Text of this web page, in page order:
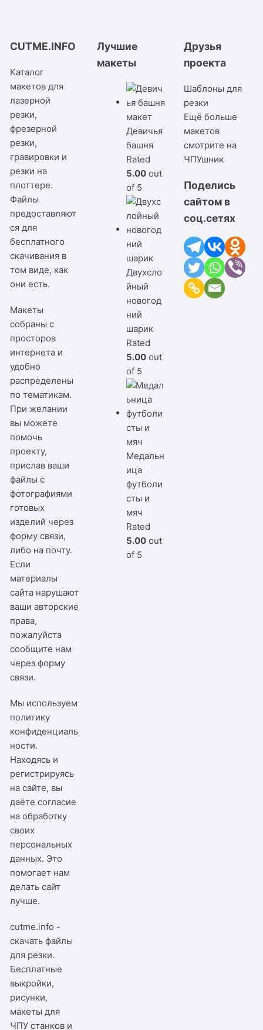
CUTME.INFO
Каталог
макетов для
лазерной
резки,
фрезерной
резки,
гравировки и
резки на
плоттере.
Файлы
предоставляют
ся для
бесплатного
скачивания в
том виде, как
они есть.
Макеты
собраны с
просторов
интернета и
удобно
распределены
по тематикам.
При желании
вы можете
помочь
проекту,
прислав ваши
файлы с
фотографиями
готовых
изделий через
форму связи,
либо на почту.
Если
материалы
сайта нарушают
ваши авторские
права,
пожалуйста
сообщите нам
черезформу
связи.
Мы используем
политику
конфиденциаль
ности.
Находясь и
регистрируясь
на сайте, вы
даёте согласие
на обработку
своих
персональных
данных. Это
помогает нам
делать сайт
лучше.
Лучшие
макеты
Девичья
башня
Rated
5.00 out
of 5
Двухсло
йный
новогод
ний
шарик
Rated
5.00 out
of 5
Медальн
ица
футболи
сты и
мяч
Rated
5.00 out
of 5
Друзья
проекта
Шаблоны для
резки
Ещё больше
макетов
смотрите на
ЧПУшник
Поделись
сайтом в
соц.сетях
cutme.info -
скачать файлы
для резки.
Бесплатные
выкройки,
рисунки,
макеты для
ЧПУ станков и